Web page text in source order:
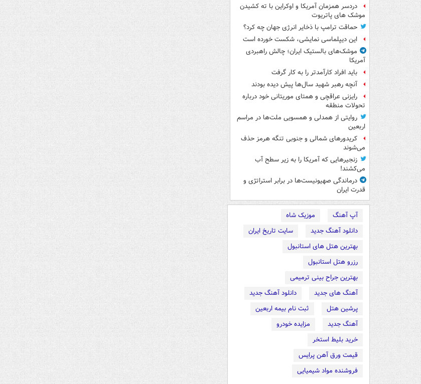
دردسر همزمان آمریکا و اوکراین با ته کشیدن
موشک های پاتریوت
حماقت ترامپ با ذخایر انرژی جهان چه کرد؟
این دیپلماسی نمایشی، شکست خورده است
موشک‌های بالستیک ایران؛ چالش راهبردی
آمریکا
باید افراد کارآمدتر را به کار گرفت
آنچه رهبر شهید سال‌ها پیش دیده بودند
رایزنی عراقچی و همتای موریتانی خود درباره
تحولات منطقه
روایتی از همدلی و همسویی ملت‌ها در مراسم
اربعین
کریدورهای شمالی و جنوبی تنگه هرمز حذف
می‌شوند
زنجیرهایی که آمریکا را به زیر سطح آب
می‌کشند!
درماندگی صهیونیست‌ها در برابر استراتژی و
قدرت ایران
آپ آهنگ
موزیک شاه
دانلود آهنگ جدید
سایت تاریخ ایران
بهترین هتل های استانبول
رزرو هتل استانبول
بهترین جراح بینی ترمیمی
آهنگ های جدید
دانلود آهنگ جدید
پرشین هتل
ثبت نام بیمه اربعین
آهنگ جدید
مزایده خودرو
خرید بلیط استخر
قیمت ورق آهن پرایس
فروشنده مواد شیمیایی